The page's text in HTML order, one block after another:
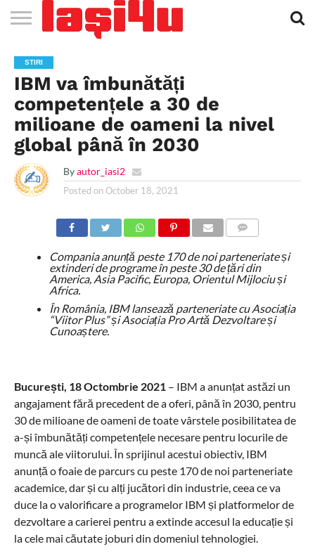
STIRI
APARTAMENTE
NOI IASI
STIRI
IASI
JOBS
IN
IASI
FILME
LA
CINEMA
CLUBURI /
DISCOTECI
BARURI /
CAFENELE
SALI DE
FORTA
SI
FITNESS
SALOANE DE
INFRUMUSETARE
AGENTII
DE
TURISM
IASI
RESTAURANTE
IN IASI
PIZZA
IN
IASI
PISCINA
IN IASI
FLORARII
RADIO
LIVE
IN IASI
SPALATORII
AUTO
TRACTARI
AUTO
TAXI
IN
IASI
CINEMA
TEATRU
HOTELURI
/
PENSIUNI
TEREN
SPORTIV
TEREN
TENIS
IASI
FARMACII
NON
STOP
COFFEE-
TO-GO
FIRME DE
PUBLICITATE
RENT
A
CAR
STIRI
IBM va îmbunătăți
competențele a 30 de
milioane de oameni la nivel
global până în 2030
By autor_iasi2
Posted on October 18, 2021
Compania anunță peste 170 de noi parteneriate și
extinderi de programe în peste 30 de țări din
America, Asia Pacific, Europa, Orientul Mijlociu și
Africa.
În România, IBM lansează parteneriate cu Asociația
“Viitor Plus” și Asociația Pro Artă Dezvoltare și
Cunoaștere.
București, 18 Octombrie 2021– IBM a anunțat astăzi un
angajament fără precedent de a oferi, până în 2030, pentru
30 de milioane de oameni de toate vârstele posibilitatea de
a-și îmbunătăți competențele necesare pentru locurile de
muncă ale viitorului. În sprijinul acestui obiectiv, IBM
anunță o foaie de parcurs cu peste 170 de noi parteneriate
academice, dar și cu alți jucători din industrie, ceea ce va
duce la o valorificare a programelor IBM și platformelor de
dezvoltare a carierei pentru a extinde accesul la educație și
la cele mai căutate joburi din domeniul tehnologiei.